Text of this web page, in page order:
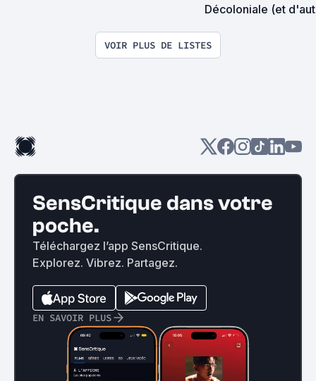
Décoloniale (et
VOIR PLUS DE LISTES
SensCritique dans votre
poche.
Téléchargez l’app SensCritique.
Explorez. Vibrez. Partagez.
EN SAVOIR PLUS